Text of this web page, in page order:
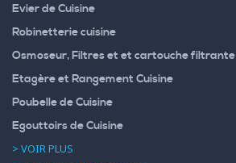
Evier de Cuisine
Robinetterie cuisine
Osmoseur, Filtres et et cartouche filtrante
Etagère et Rangement Cuisine
Poubelle de Cuisine
Egouttoirs de Cuisine
> VOIR PLUS